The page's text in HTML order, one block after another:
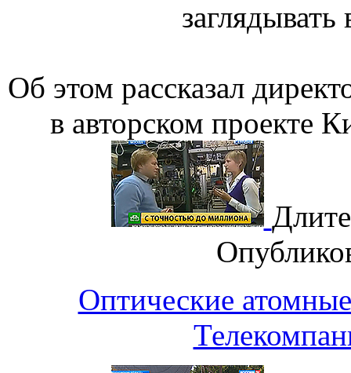
Об этом рассказал
в авторском проекте
Оптические